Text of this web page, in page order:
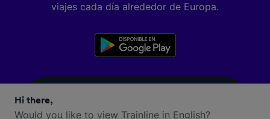
viajes cada día alrededor de Europa.
Hi there,
Would you like to view Trainline in English?